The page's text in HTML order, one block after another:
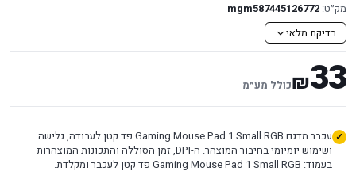
מק״ט: mgm587445126772
בדיקת מלאי
33
₪כולל מע״מ
עכבר מדגם Gaming Mouse Pad 1 Small RGB פד קטן לעבודה, גלישה
ושימוש יומיומי בחיבור המוצהר. ה-DPI, זמן הסוללה והתכונות המוצהרות
בעמוד: Gaming Mouse Pad 1 Small RGB פד קטן לעכבר ומקלדת.